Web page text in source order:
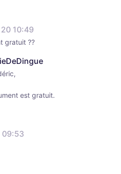
10:49
gratuit ??
est gratuit.
09:53